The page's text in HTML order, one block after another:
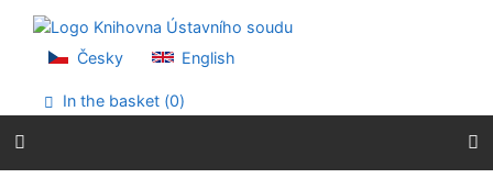
Go to menu
Accessibility declaration
Česky English
In the basket (0)